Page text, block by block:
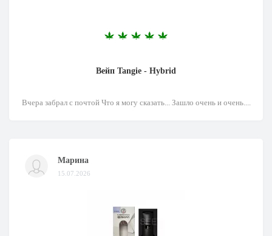
Вейп Tangie - Hybrid
Вчера забрал с почтой Что я могу сказать... Зашло очень и очень....
Марина
15.07.2026